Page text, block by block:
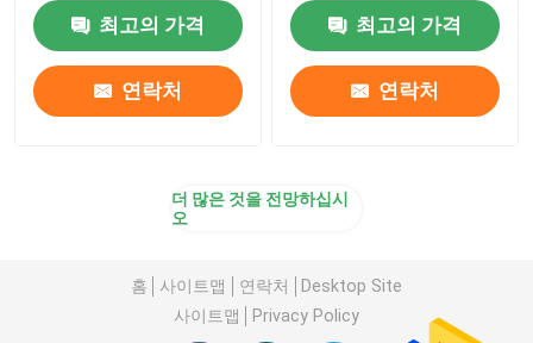
최고의 가격
연락처
최고의 가격
연락처
더 많은 것을 전망하십시
오
홈 사이트맵 연락처
Desktop Site
사이트맵
Privacy Policy